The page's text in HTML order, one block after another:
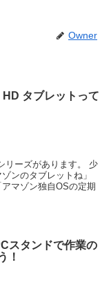
Owner
タブレットって
リーズがあります。 少
ンのタブレットね」
マゾン独自OSの定期
スタンドで作業の
！